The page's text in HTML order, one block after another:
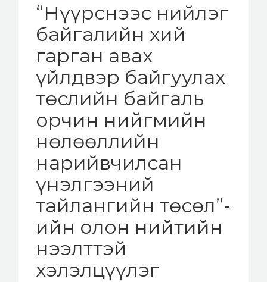
“Нүүрснээс нийлэг
байгалийн хий
гарган авах
үйлдвэр байгуулах
төслийн байгаль
орчин нийгмийн
нөлөөллийн
нарийвчилсан
үнэлгээний
тайлангийн төсөл”-
ийн олон нийтийн
нээлттэй
хэлэлцүүлэг